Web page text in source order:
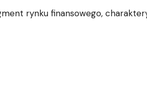
rynku finansowego,